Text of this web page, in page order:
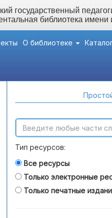
государственный
библиотека
О библиотеке
Тип ресурсов:
Все ресурсы
Только электронные
Только печатные